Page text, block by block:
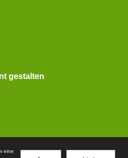
gestalten
eine